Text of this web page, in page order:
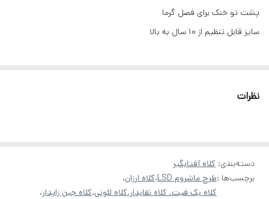
پشت تو خنک برای فصل گرما
سایز قابل تنظیم از ۱۰ سال به بالا
نظرات
دسته‌بندی: کلاه آفتابگیر
برچسب‌ها :طرح ماشروم LSD ،کلاه ارزان،
کلاه بک فیت. کلاه نقابدار.کلاه لئونی،کلاه جین زاپدار،